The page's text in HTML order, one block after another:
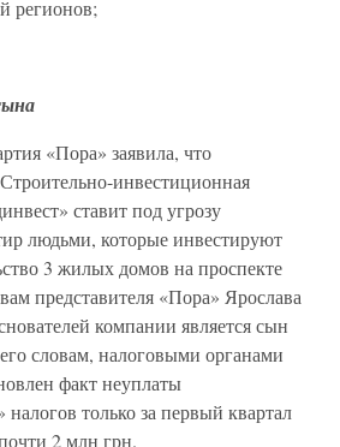
регионов;
«Пора» заявила, что
инвестиционная
ставит под угрозу
людьми, которые инвестируют
3 жилых домов на проспекте
представителя «Пора» Ярослава
компании является сын
словам, налоговыми органами
факт неуплаты
только за первый квартал
2 млн грн.